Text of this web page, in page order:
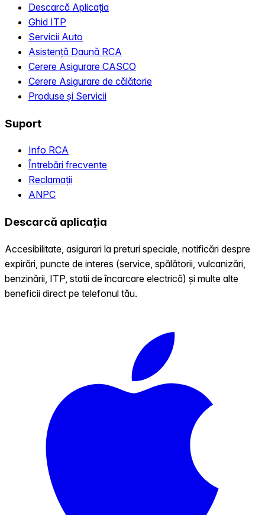
Descarcă Aplicația
Ghid ITP
Servicii Auto
Asistență Daună RCA
Cerere Asigurare CASCO
Cerere Asigurare de călătorie
Produse și Servicii
Suport
Info RCA
Întrebări frecvente
Reclamații
ANPC
Descarcă aplicația
Accesibilitate, asigurari la preturi speciale, notificări despre
expirări, puncte de interes (service, spălătorii, vulcanizări,
benzinării, ITP, statii de încarcare electrică) și multe alte
beneficii direct pe telefonul tău.